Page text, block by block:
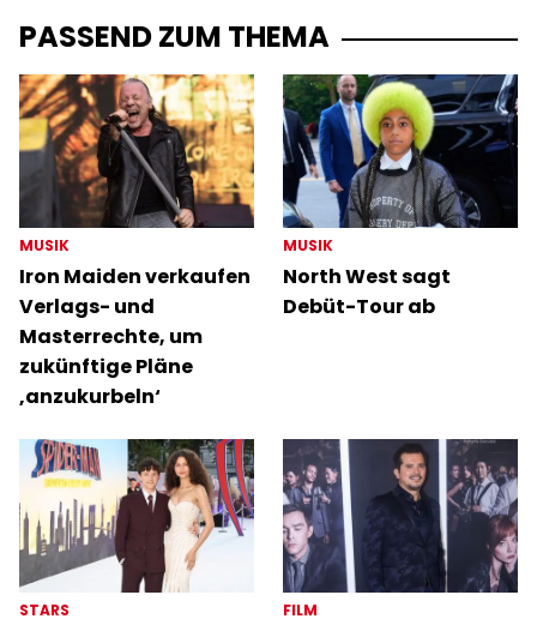
PASSEND ZUM THEMA
MUSIK
Iron Maiden verkaufen
Verlags- und
Masterrechte, um
zukünftige Pläne
‚anzukurbeln‘
MUSIK
North West sagt
Debüt-Tour ab
STARS FILM